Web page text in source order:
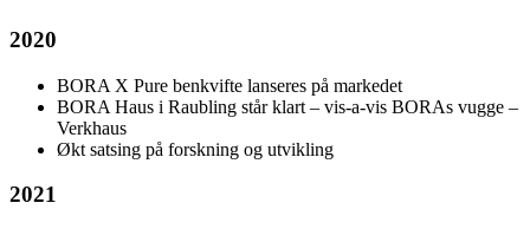
2020
BORA X Pure benkvifte lanseres på markedet
BORA Haus i Raubling står klart – vis-a-vis BORAs vugge –
Verkhaus
Økt satsing på forskning og utvikling
2021